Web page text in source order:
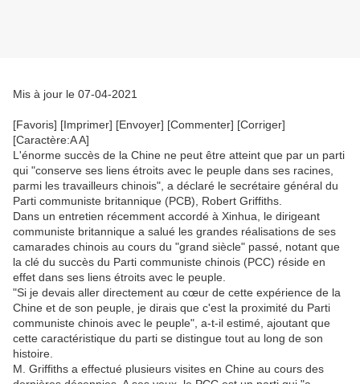
Mis à jour le 07-04-2021
[Favoris] [Imprimer] [Envoyer] [Commenter] [Corriger]
[Caractère:A A]
L'énorme succès de la Chine ne peut être atteint que par un parti
qui "conserve ses liens étroits avec le peuple dans ses racines,
parmi les travailleurs chinois", a déclaré le secrétaire général du
Parti communiste britannique (PCB), Robert Griffiths.
Dans un entretien récemment accordé à Xinhua, le dirigeant
communiste britannique a salué les grandes réalisations de ses
camarades chinois au cours du "grand siècle" passé, notant que
la clé du succès du Parti communiste chinois (PCC) réside en
effet dans ses liens étroits avec le peuple.
"Si je devais aller directement au cœur de cette expérience de la
Chine et de son peuple, je dirais que c'est la proximité du Parti
communiste chinois avec le peuple", a-t-il estimé, ajoutant que
cette caractéristique du parti se distingue tout au long de son
histoire.
M. Griffiths a effectué plusieurs visites en Chine au cours des